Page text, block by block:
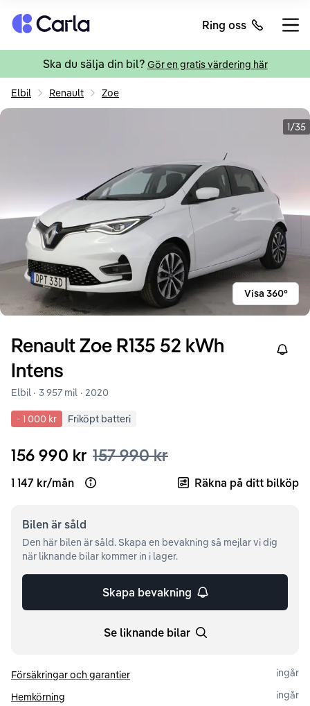
Tillbaka till startsidan Ring oss
Ska du sälja din bil? Gör en gratis värdering här
Elbil Renault Zoe
1/35
Visa 360°
RenaultZoe R135 52 kWh
Intens
Right
Elbil · 3 957 mil · 2020
- 1 000 kr Friköpt batteri
156 990 kr 157 990 kr
1 147 kr/mån Open loan example Räkna på ditt bilköp
Bilen är såld
Den här bilen är såld. Skapa en bevakning så mejlar vi dig
när liknande bilar kommer in i lager.
Skapa bevakning
Se liknande bilar
Försäkringar och garantier
ingår
Hemkörning
ingår